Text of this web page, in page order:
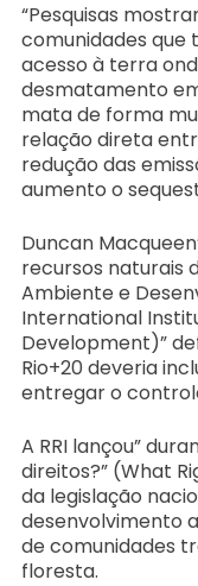
“Pesquisas
comunidades que
acesso à terra
desmatamento
mata de forma
relação direta
redução das
aumento o
Duncan
recursos naturais
Ambiente e
International
Development)”
Rio+20 deveria
entregar o
A RRI lançou”
direitos?” (What
da legislação
desenvolvimento
de comunidades
floresta.